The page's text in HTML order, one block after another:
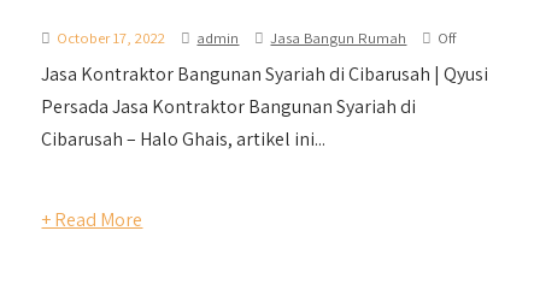
October 17, 2022 admin Jasa Bangun Rumah Off
Jasa Kontraktor Bangunan Syariah di Cibarusah | Qyusi
Persada Jasa Kontraktor Bangunan Syariah di
Cibarusah – Halo Ghais, artikel ini...
+ Read More